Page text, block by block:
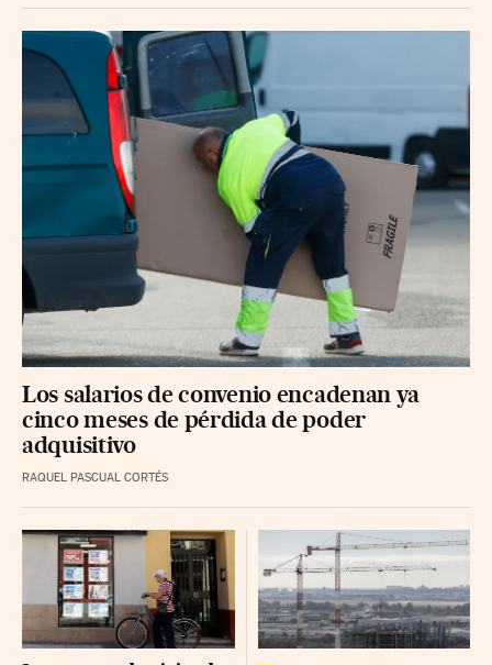
Los salarios de convenio encadenan ya
cinco meses de pérdida de poder
adquisitivo
RAQUEL PASCUAL CORTÉS